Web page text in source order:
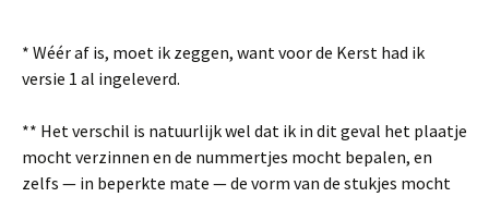
* Wéér af is, moet ik zeggen, want voor de Kerst had ik
versie 1 al ingeleverd.
** Het verschil is natuurlijk wel dat ik in dit geval het plaatje
mocht verzinnen en de nummertjes mocht bepalen, en
zelfs — in beperkte mate — de vorm van de stukjes mocht